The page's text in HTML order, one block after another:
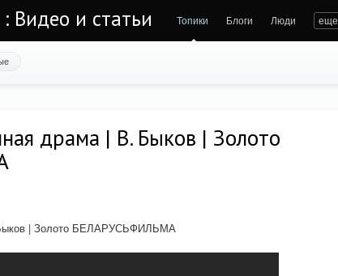
Видео и статьи Топики Блоги Люди еще
драма | В. Быков | Золото
| Золото БЕЛАРУСЬФИЛЬМА